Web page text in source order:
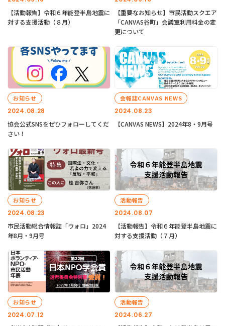
【活動報告】令和６年能登半島地震に
対する支援活動（８月）
【重要なお知らせ】市民活動スクエア
「CANVAS谷町」会議室利用料金の変
更について
2024.08.28
お知らせ
協会公式SNSをぜひフォローしてくだ
さい！
2024.08.23
会報誌CANVAS NEWS
【CANVAS NEWS】2024年8・9月号
2024.08.23
お知らせ
市民活動総合情報誌「ウォロ」2024
年8月・9月号
2024.08.07
活動報告
【活動報告】令和６年能登半島地震に
対する支援活動（７月）
2024.07.12
お知らせ
2024.06.27
活動報告